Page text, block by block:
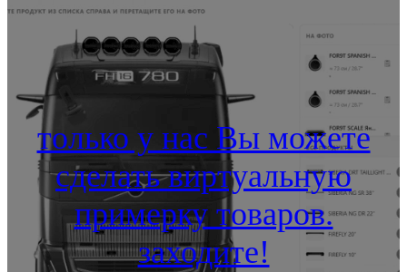
только у нас Вы можете
сделать виртуальную
примерку товаров.
заходите!